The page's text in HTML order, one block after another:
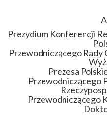
Prezydium Konferencji
Przewodniczącego Rady
Prezesa
Przewodniczącego
Przewodniczącego